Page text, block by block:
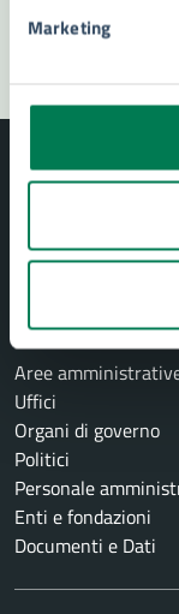
MarketingSegnala
Comune
AMMINISTRAZIONE
Aree
Uffici
Organi di governo
Politici
Personale
Enti e fondazioni
Documenti e Dati